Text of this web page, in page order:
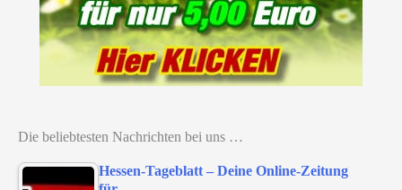
Die beliebtesten Nachrichten bei uns …
Hessen-Tageblatt – Deine Online-Zeitung